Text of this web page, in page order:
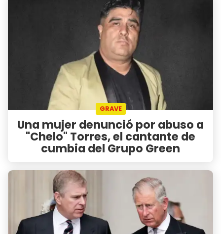
GRAVE
Una mujer denunció por abuso a
"Chelo" Torres, el cantante de
cumbia del Grupo Green